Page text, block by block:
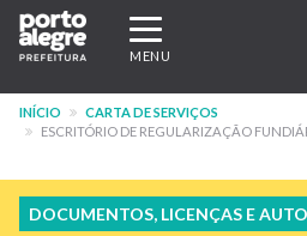
Pular
para
conteúdo
principal
Expandir/recolher
navegação
MENU
INÍCIO
CARTA DE SERVIÇOS
ESCRITÓRIO DE REGULARIZAÇÃO
DOCUMENTOS, LICENÇAS E